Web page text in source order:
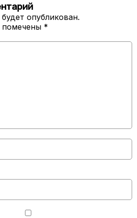
опубликован.
помечены *